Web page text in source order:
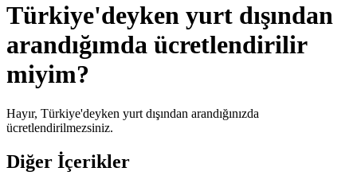
Türkiye'deyken yurt dışından
arandığımda ücretlendirilir
miyim?
Hayır, Türkiye'deyken yurt dışından arandığınızda
ücretlendirilmezsiniz.​ ​
Diğer İçerikler